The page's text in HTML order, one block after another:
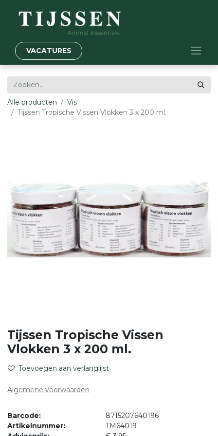
VACATURES
Alle producten
Vis
Tijssen Tropische Vissen Vlokken 3 x 200 ml.
Tijssen Tropische Vissen
Vlokken 3 x 200 ml.
Toevoegen aan verlanglijst
Algemene voorwaarden
Barcode:
8715207640196
Artikelnummer:
TM64019